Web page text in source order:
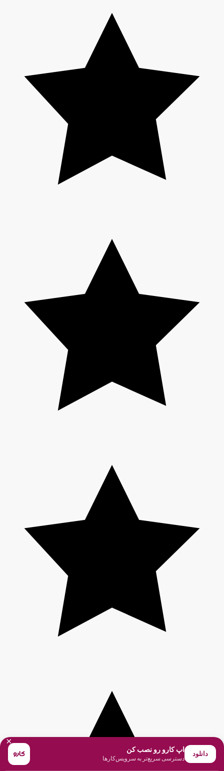
×
دانلود
اپ کارو رو نصب کن
دسترسی سریع‌تر به سرویس‌کارها